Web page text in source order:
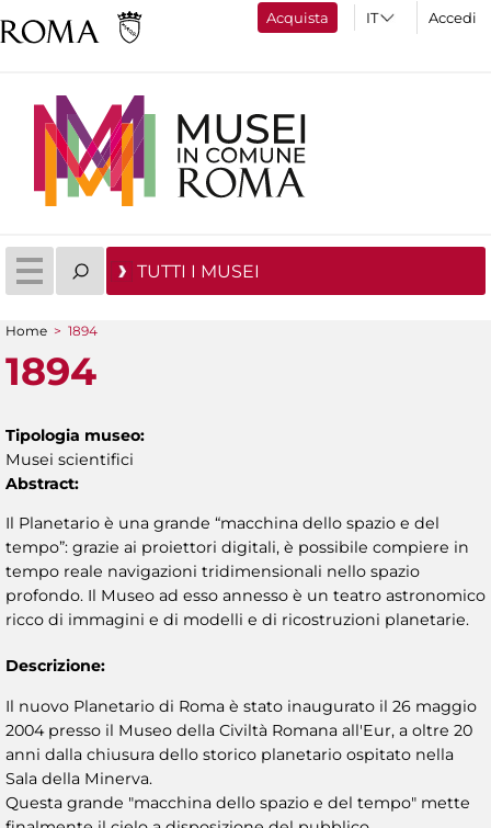
Acquista Accedi
TUTTI I MUSEI
Tu sei qui
Home > 1894
1894
Tipologia museo:
Musei scientifici
Abstract:
Il Planetario è una grande “macchina dello spazio e del
tempo”: grazie ai proiettori digitali, è possibile compiere in
tempo reale navigazioni tridimensionali nello spazio
profondo. Il Museo ad esso annesso è un teatro astronomico
ricco di immagini e di modelli e di ricostruzioni planetarie.
Descrizione:
Il nuovo Planetario di Roma è stato inaugurato il 26 maggio
2004 presso il Museo della Civiltà Romana all'Eur, a oltre 20
anni dalla chiusura dello storico planetario ospitato nella
Sala della Minerva.
Questa grande "macchina dello spazio e del tempo" mette